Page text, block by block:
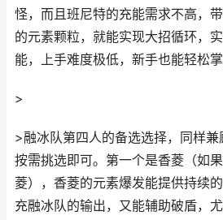
怪，而且班尼特的充能需求不高，
的元素颗粒，就能实现大招循环，
能，上手难度极低，新手也能轻松掌
>
>融冰队第四人的备选选择，同样兼
按需挑选即可。第一个是香菱（如
菱），香菱的元素爆发能提供持续
充融冰队的输出，又能辅助破盾，